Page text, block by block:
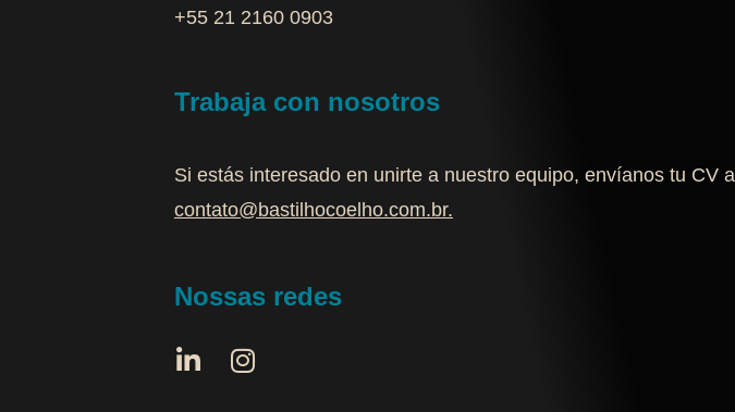
+55 21 2160 0903‬
Trabaja con nosotros
Si estás interesado en unirte a nuestro equipo, envíanos tu CV a
contato@bastilhocoelho.com.br.
Nossas redes